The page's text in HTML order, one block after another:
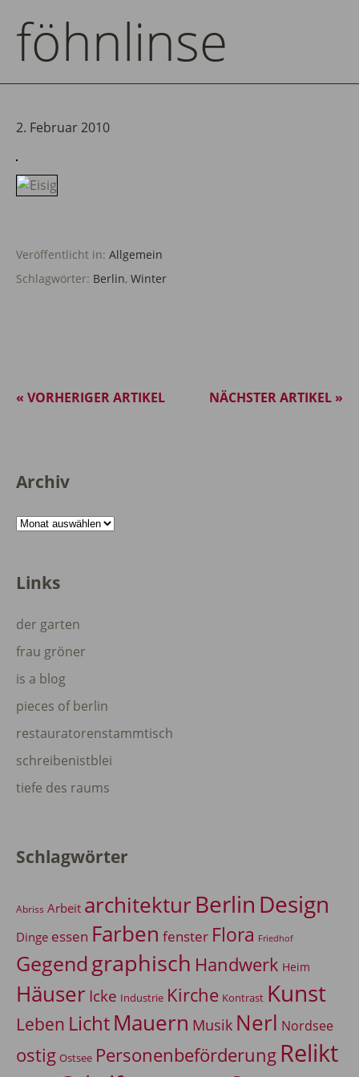
föhnlinse
2. Februar 2010
Veröffentlicht in: Allgemein
Schlagwörter: Berlin, Winter
NÄCHSTER ARTIKEL »
« VORHERIGER ARTIKEL
Archiv
Archiv
Links
der garten
frau gröner
is a blog
pieces of berlin
restauratorenstammtisch
schreibenistblei
tiefe des raums
Schlagwörter
Abriss Arbeit architekturBerlin Design
Dinge essen Farben fenster Flora Friedhof
Gegendgraphisch Handwerk Heim
Häuser Icke Industrie Kirche Kontrast Kunst
Leben LichtMauern Musik Nerl Nordsee
ostig Ostsee Personenbeförderung Relikt